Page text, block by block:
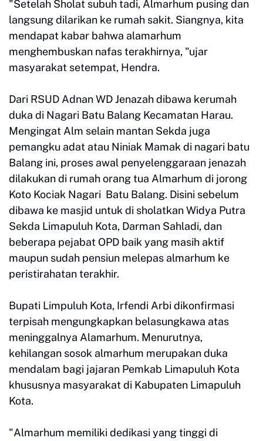
"Setelah Sholat subuh tadi, Almarhum pusing dan
langsung dilarikan ke rumah sakit. Siangnya, kita
mendapat kabar bahwa alamarhum
menghembuskan nafas terakhirnya, "ujar
masyarakat setempat, Hendra.
Dari RSUD Adnan WD Jenazah dibawa kerumah
duka di Nagari Batu Balang Kecamatan Harau.
Mengingat Alm selain mantan Sekda juga
pemangku adat atau Niniak Mamak di nagari batu
Balang ini, proses awal penyelenggaraan jenazah
dilakukan di rumah orang tua Almarhum di jorong
Koto Kociak Nagari Batu Balang. Disini sebelum
dibawa ke masjid untuk di sholatkan Widya Putra
Sekda Limapuluh Kota, Darman Sahladi, dan
beberapa pejabat OPD baik yang masih aktif
maupun sudah pensiun melepas almarhum ke
peristirahatan terakhir.
Bupati Limpuluh Kota, Irfendi Arbi dikonfirmasi
terpisah mengungkapkan belasungkawa atas
meninggalnya Alamarhum. Menurutnya,
kehilangan sosok almarhum merupakan duka
mendalam bagi jajaran Pemkab Limapuluh Kota
khususnya masyarakat di Kabupaten Limapuluh
Kota.
"Almarhum memiliki dedikasi yang tinggi di